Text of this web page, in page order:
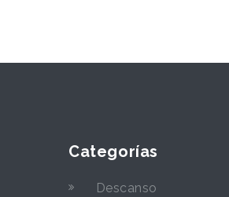
Categorías
Descanso